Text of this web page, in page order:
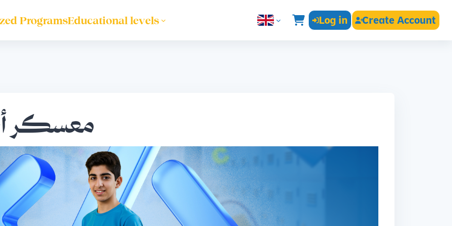
ProgramsEducational levels English ‎(en)‎ Log in Create Account
معسكر